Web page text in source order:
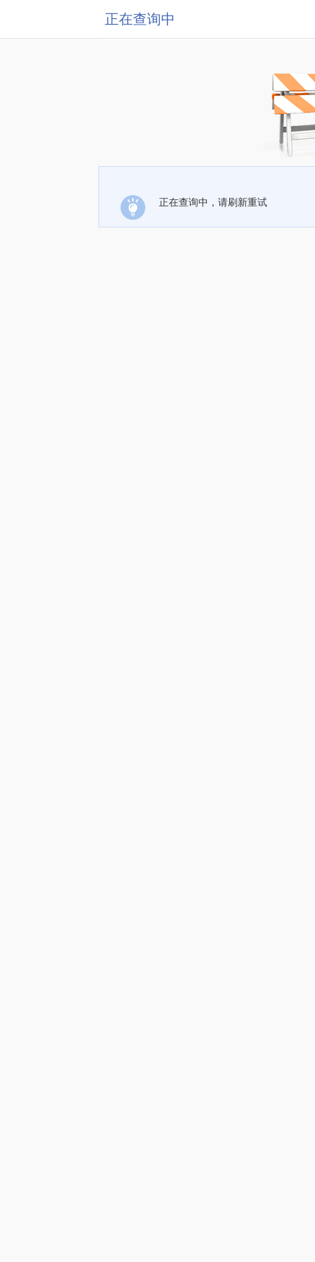
正在查询中
正在查询中，请刷新重试